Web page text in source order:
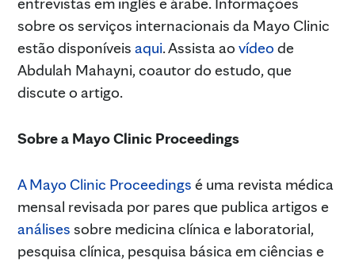
sobre os serviços internacionais da Mayo Clinic
estão disponíveis aqui. Assista ao vídeo de
Abdulah Mahayni, coautor do estudo, que
discute o artigo.
Sobre a Mayo Clinic Proceedings
A Mayo Clinic Proceedings é uma revista médica
mensal revisada por pares que publica artigos e
análises sobre medicina clínica e laboratorial,
pesquisa clínica, pesquisa básica em ciências e